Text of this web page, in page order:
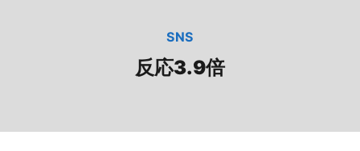
SNS
反応3.9倍